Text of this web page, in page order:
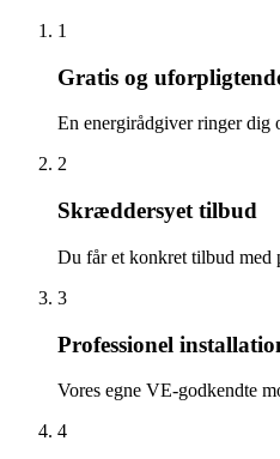
1
Gratis og
En energirådgiver ringer dig
2
Skræddersyet tilbud
Du får et konkret tilbud med
3
Professionel
Vores egne VE-godkendte
4